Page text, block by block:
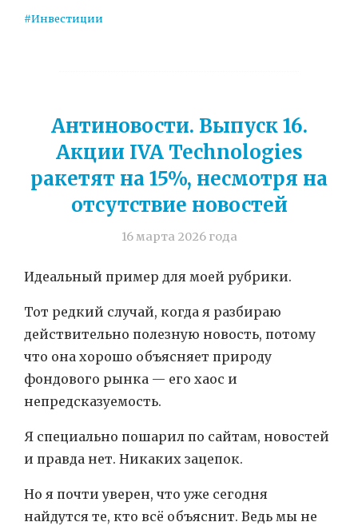
#Инвестиции
Антиновости. Выпуск 16.
Акции IVA Technologies
ракетят на 15%, несмотря на
отсутствие новостей
16 марта 2026 года
Идеальный пример для моей рубрики.
Тот редкий случай, когда я разбираю
действительно полезную новость, потому
что она хорошо объясняет природу
фондового рынка — его хаос и
непредсказуемость.
Я специально пошарил по сайтам, новостей
и правда нет. Никаких зацепок.
Но я почти уверен, что уже сегодня
найдутся те, кто всё объяснит. Ведь мы не